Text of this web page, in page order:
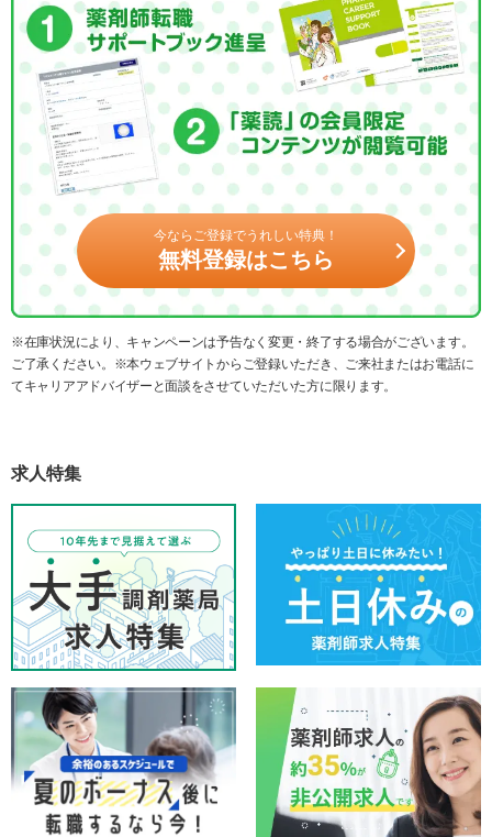
今ならご登録でうれしい特典！
無料登録はこちら
※在庫状況により、キャンペーンは予告なく変更・終了する場合がございます。
ご了承ください。※本ウェブサイトからご登録いただき、ご来社またはお電話に
てキャリアアドバイザーと面談をさせていただいた方に限ります。
求人特集